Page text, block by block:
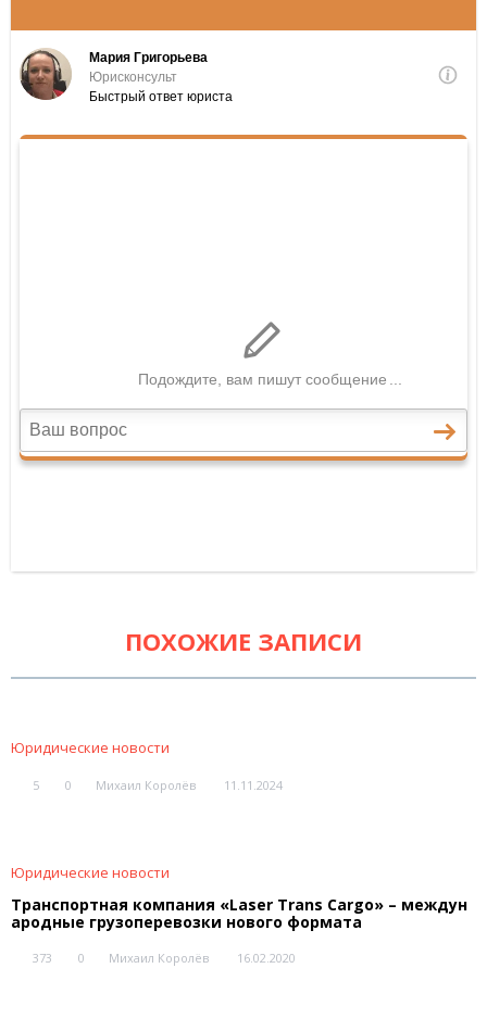
ПОХОЖИЕ ЗАПИСИ
Юридические новости
5 0 Михаил Королёв 11.11.2024
Юридические новости
Транспортная компания «Laser Trans Cargo» – междун
ародные грузоперевозки нового формата
373 0 Михаил Королёв 16.02.2020